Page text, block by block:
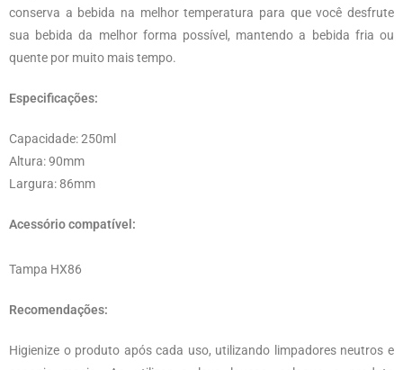
conserva a bebida na melhor temperatura para que você desfrute
sua bebida da melhor forma possível, mantendo a bebida fria ou
quente por muito mais tempo.
Especificações:
Capacidade: 250ml
Altura: 90mm
Largura: 86mm
Acessório compatível:
Tampa HX86
Recomendações:
Higienize o produto após cada uso, utilizando limpadores neutros e